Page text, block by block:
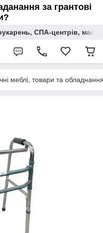
за грантові
СПА-центрів,
меблі, товари та обладнання